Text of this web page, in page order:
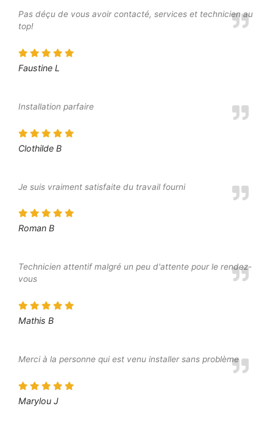
Pas déçu de vous avoir contacté, services et technicien au
top!
Faustine L
Installation parfaire
Clothilde B
Je suis vraiment satisfaite du travail fourni
Roman B
Technicien attentif malgré un peu d'attente pour le rendez-
vous
Mathis B
Merci à la personne qui est venu installer sans problème
Marylou J